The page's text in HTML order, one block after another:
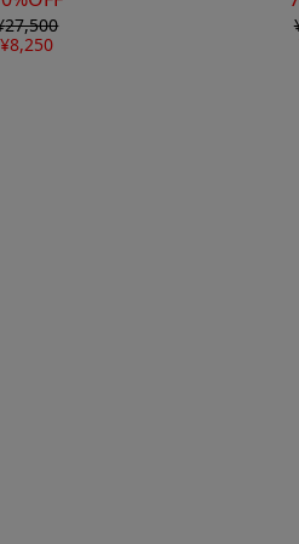
27,500
¥8,250